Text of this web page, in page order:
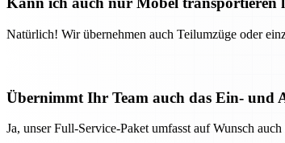
Natürlich! Wir übernehmen auch Teilumzüge oder
Übernimmt Ihr Team auch das Ein- und
Ja, unser Full-Service-Paket umfasst auf Wunsch